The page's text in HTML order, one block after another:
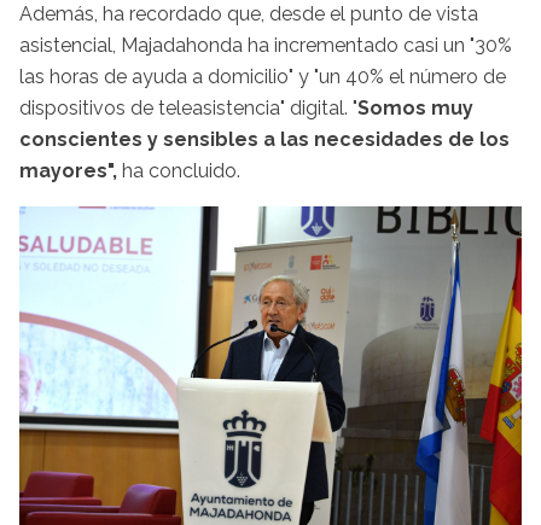
Además, ha recordado que, desde el punto de vista
asistencial, Majadahonda ha incrementado casi un "30%
las horas de ayuda a domicilio" y "un 40% el número de
dispositivos de teleasistencia" digital. "Somos muy
conscientes y sensibles a las necesidades de los
mayores", ha concluido.